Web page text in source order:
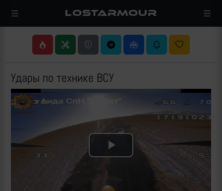
LOSTARMOUR
Удары по технике ВСУ
Play